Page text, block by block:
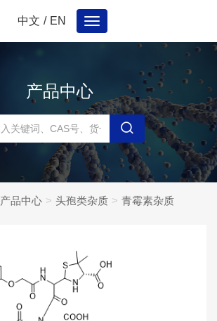
中文 / EN
Toggle
navigation
产品中心
产品中心 头孢类杂质 青霉素杂质